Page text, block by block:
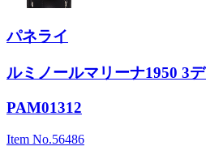
パネライ
ルミノールマリーナ1950 3
PAM01312
Item No.56486